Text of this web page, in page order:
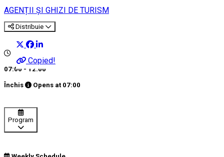
AGENȚII ȘI GHIZI DE TURISM
Distribuie
Copied!
07:00 - 12:00
Închis Opens at 07:00
Program